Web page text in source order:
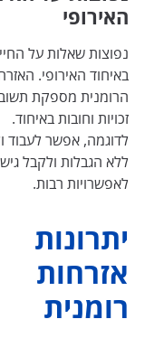
האירופי
נפוצות שאלות על החיים
באיחוד האירופי. האזרחות
הרומנית מספקת תשובות על
זכויות וחובות באיחוד.
לדוגמה, אפשר לעבוד וללמוד
ללא הגבלות ולקבל גישה
לאפשרויות רבות.
יתרונות
אזרחות
רומנית